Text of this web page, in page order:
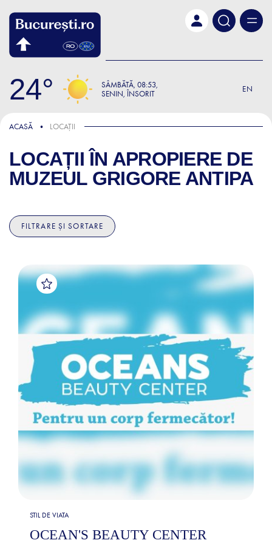
24 SÂMBĂTĂ 08:53
SENIN, ÎNSORIT
EN
ACASĂ LOCAȚII
LOCAȚII ÎN APROPIERE DE
MUZEUL GRIGORE ANTIPA
FILTRARE ȘI SORTARE
STIL DE VIATA
OCEAN'S BEAUTY CENTER